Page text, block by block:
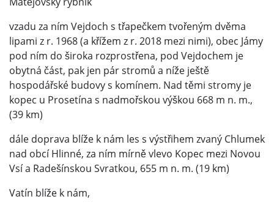
vzadu za ním Vejdoch s třapečkem tvořeným dvěma
lipami z r. 1968 (a křížem z r. 2018 mezi nimi), obec Jámy
pod ním do široka rozprostřena, pod Vejdochem je
obytná část, pak jen pár stromů a níže ještě
hospodářské budovy s komínem. Nad těmi stromy je
kopec u Prosetína s nadmořskou výškou 668 m n. m.,
(39 km)
dále doprava blíže k nám les s výstřihem zvaný Chlumek
nad obcí Hlinné, za ním mírně vlevo Kopec mezi Novou
Vsí a Radešínskou Svratkou, 655 m n. m. (19 km)
Vatín blíže k nám,